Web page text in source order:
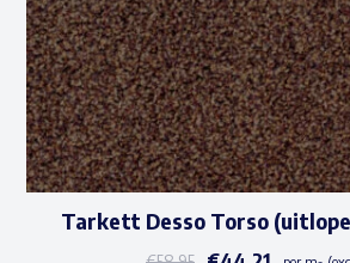
Tarkett Desso Torso